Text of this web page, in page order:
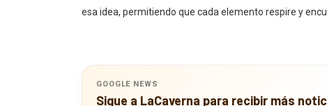
esa idea, permitiendo que cada elemento respire y
GOOGLE NEWS
Sigue a LaCaverna para recibir más